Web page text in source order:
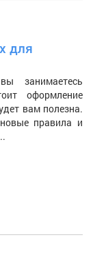
для
занимаетесь
оформление
вам полезна.
правила и